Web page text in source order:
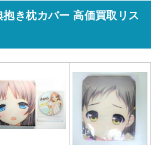
抱き枕カバー 高価買取リス